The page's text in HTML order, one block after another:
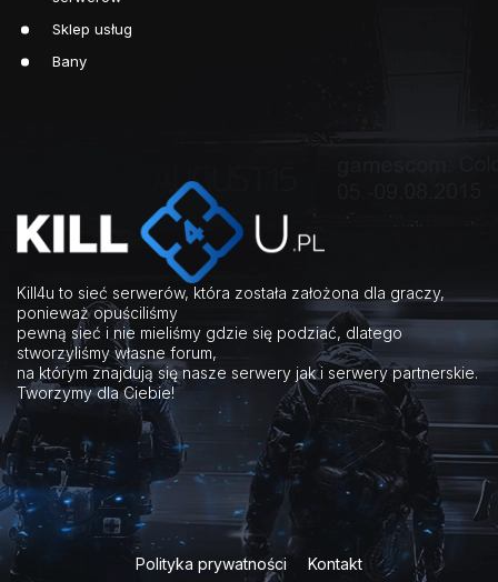
Sklep usług
Bany
Kill4u to sieć serwerów, która została założona dla graczy,
ponieważ opuściliśmy
pewną sieć i nie mieliśmy gdzie się podziać, dlatego
stworzyliśmy własne forum,
na którym znajdują się nasze serwery jak i serwery partnerskie.
Tworzymy dla Ciebie!
Polityka prywatności Kontakt